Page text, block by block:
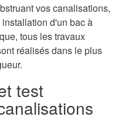
vos canalisations,
installation d'un bac à
tous les travaux
réalisés dans le plus
test